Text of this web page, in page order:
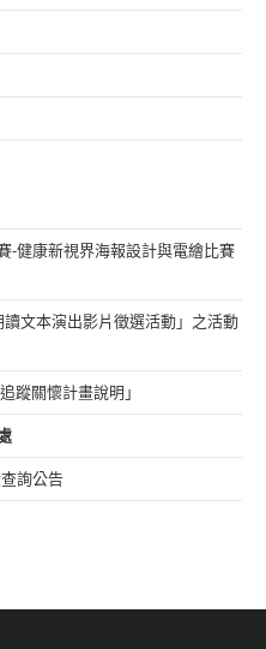
-健康新視界海報設計與電繪比賽
文本演出影片徵選活動」之活動
蹤關懷計畫說明」
詢公告